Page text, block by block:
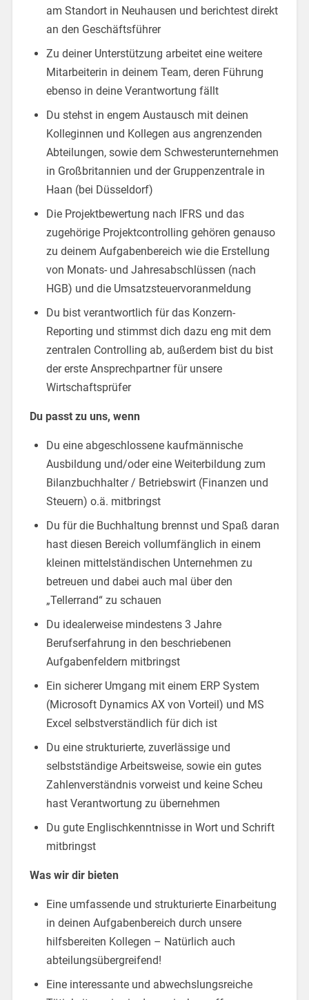
am Standort in Neuhausen und berichtest direkt
an den Geschäftsführer
Zu deiner Unterstützung arbeitet eine weitere
Mitarbeiterin in deinem Team, deren Führung
ebenso in deine Verantwortung fällt
Du stehst in engem Austausch mit deinen
Kolleginnen und Kollegen aus angrenzenden
Abteilungen, sowie dem Schwesterunternehmen
in Großbritannien und der Gruppenzentrale in
Haan (bei Düsseldorf)
Die Projektbewertung nach IFRS und das
zugehörige Projektcontrolling gehören genauso
zu deinem Aufgabenbereich wie die Erstellung
von Monats- und Jahresabschlüssen (nach
HGB) und die Umsatzsteuervoranmeldung
Du bist verantwortlich für das Konzern-
Reporting und stimmst dich dazu eng mit dem
zentralen Controlling ab, außerdem bist du bist
der erste Ansprechpartner für unsere
Wirtschaftsprüfer
Du passt zu uns, wenn
Du eine abgeschlossene kaufmännische
Ausbildung und/oder eine Weiterbildung zum
Bilanzbuchhalter / Betriebswirt (Finanzen und
Steuern) o.ä. mitbringst
Du für die Buchhaltung brennst und Spaß daran
hast diesen Bereich vollumfänglich in einem
kleinen mittelständischen Unternehmen zu
betreuen und dabei auch mal über den
„Tellerrand“ zu schauen
Du idealerweise mindestens 3 Jahre
Berufserfahrung in den beschriebenen
Aufgabenfeldern mitbringst
Ein sicherer Umgang mit einem ERP System
(Microsoft Dynamics AX von Vorteil) und MS
Excel selbstverständlich für dich ist
Du eine strukturierte, zuverlässige und
selbstständige Arbeitsweise, sowie ein gutes
Zahlenverständnis vorweist und keine Scheu
hast Verantwortung zu übernehmen
Du gute Englischkenntnisse in Wort und Schrift
mitbringst
Was wir dir bieten
Eine umfassende und strukturierte Einarbeitung
in deinen Aufgabenbereich durch unsere
hilfsbereiten Kollegen – Natürlich auch
abteilungsübergreifend!
Eine interessante und abwechslungsreiche